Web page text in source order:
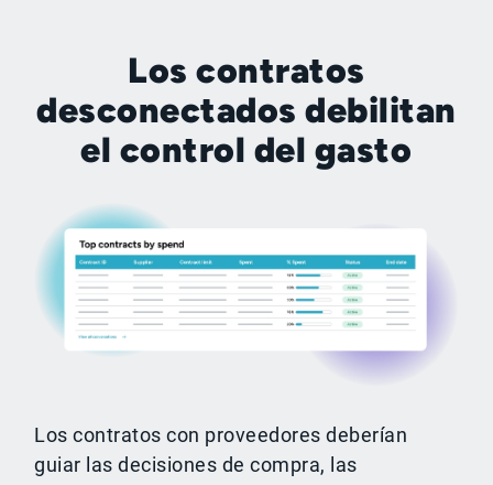
Los contratos
desconectados debilitan
el control del gasto
Los contratos con proveedores deberían
guiar las decisiones de compra, las